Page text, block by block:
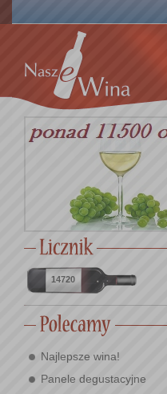
14720
Najlepsze wina!
Panele degustacyjne